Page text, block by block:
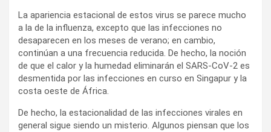
La apariencia estacional de estos virus se parece mucho
a la de la influenza, excepto que las infecciones no
desaparecen en los meses de verano; en cambio,
continúan a una frecuencia reducida. De hecho, la noción
de que el calor y la humedad eliminarán el SARS-CoV-2 es
desmentida por las infecciones en curso en Singapur y la
costa oeste de África.
De hecho, la estacionalidad de las infecciones virales en
general sigue siendo un misterio. Algunos piensan que los